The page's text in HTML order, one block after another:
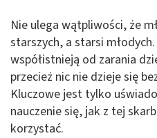
Nie ulega wątpliwości, że
starszych, a starsi
współistnieją od zarania
przecież nic nie dzieje się
Kluczowe jest tylko
nauczenie się, jak z tej
korzystać.